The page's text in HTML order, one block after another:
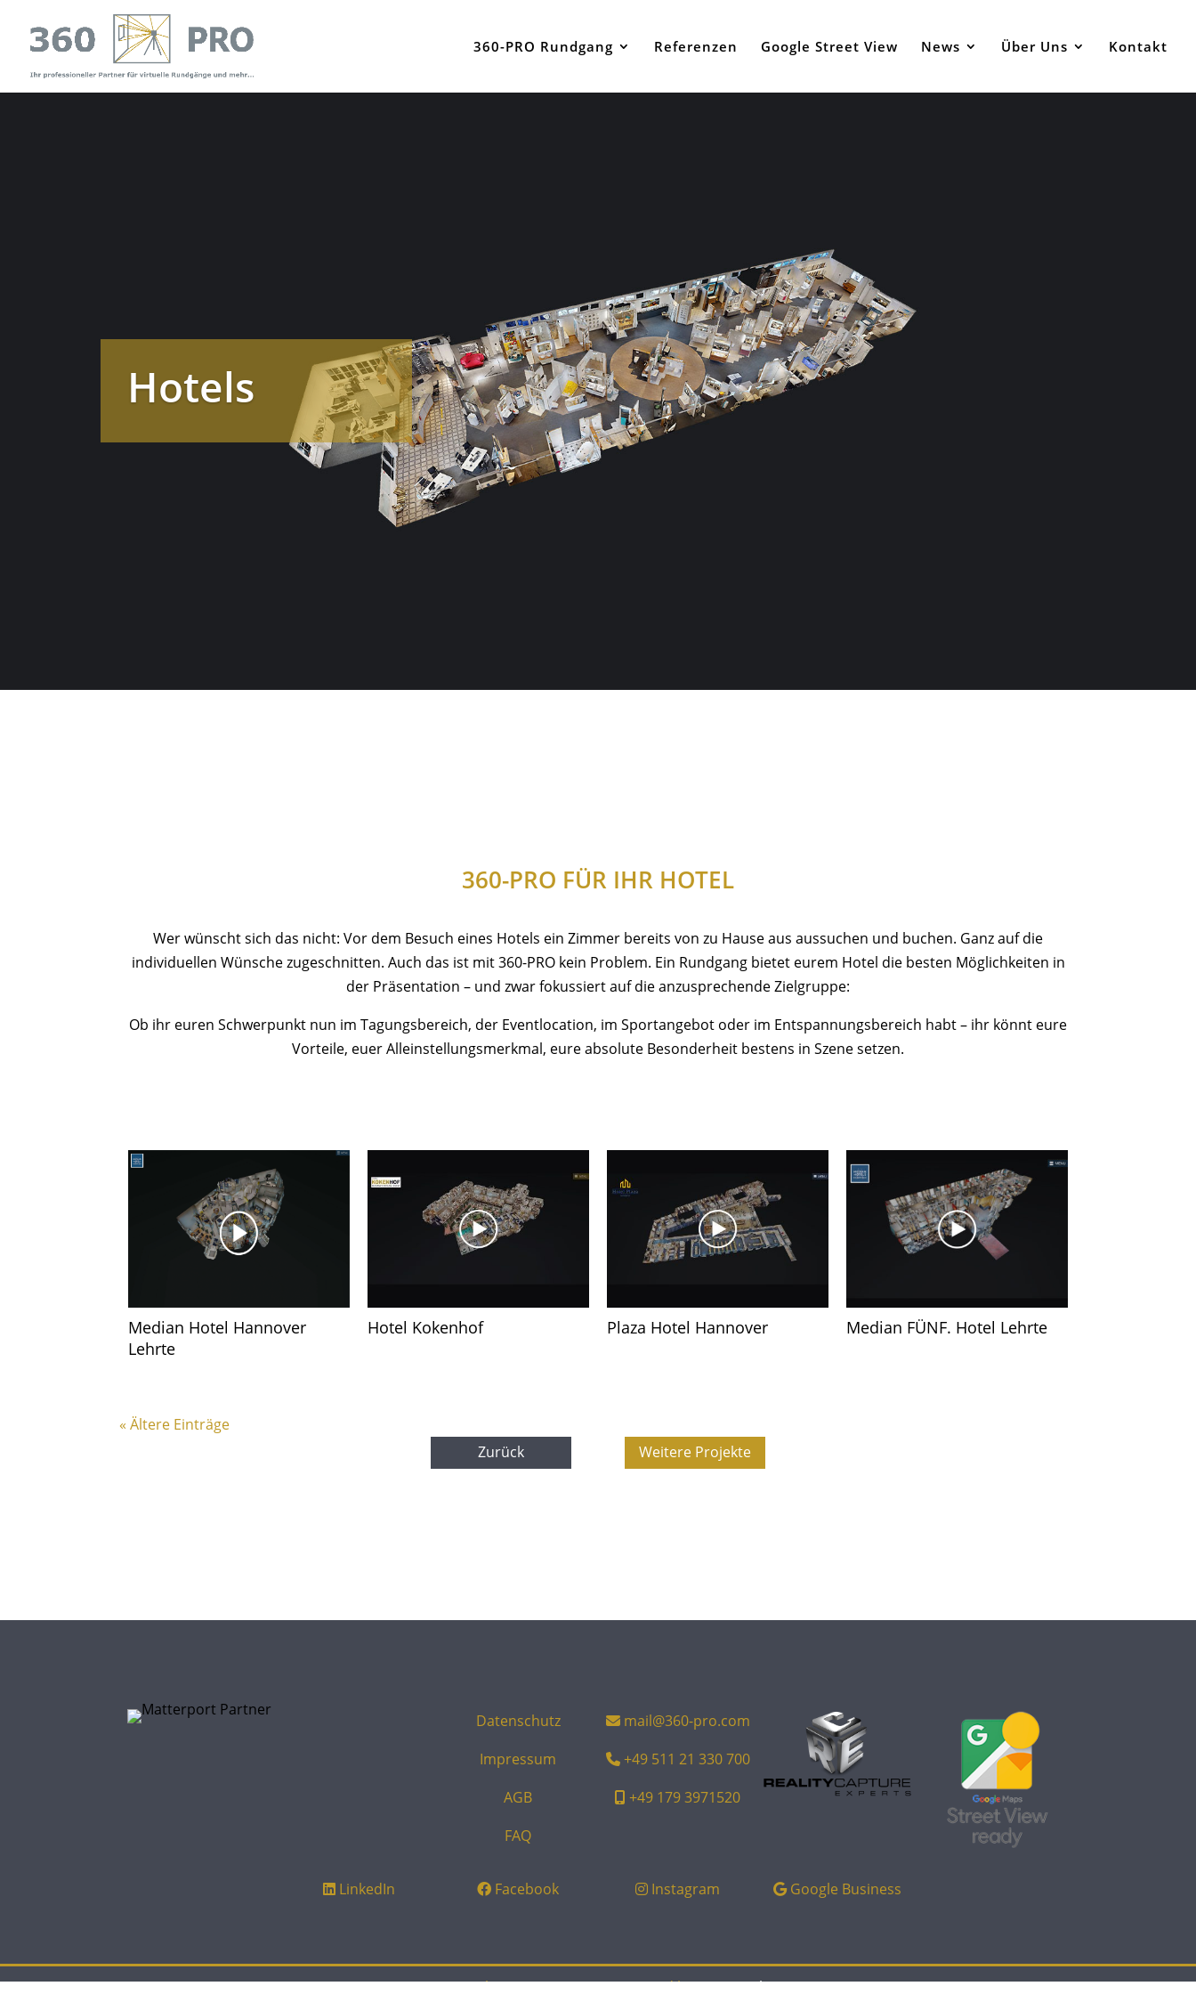
360-PRO Rundgang Referenzen Google Street View News Über Uns Kontakt
Hotels
360-PRO FÜR IHR HOTEL
Wer wünscht sich das nicht: Vor dem Besuch eines Hotels ein Zimmer bereits von zu Hause aus aussuchen und buchen. Ganz auf die
individuellen Wünsche zugeschnitten. Auch das ist mit 360-PRO kein Problem. Ein Rundgang bietet eurem Hotel die besten Möglichkeiten in
der Präsentation – und zwar fokussiert auf die anzusprechende Zielgruppe:
Ob ihr euren Schwerpunkt nun im Tagungsbereich, der Eventlocation, im Sportangebot oder im Entspannungsbereich habt – ihr könnt eure
Vorteile, euer Alleinstellungsmerkmal, eure absolute Besonderheit bestens in Szene setzen.
Median Hotel Hannover
Lehrte
Hotel Kokenhof Plaza Hotel Hannover Median FÜNF. Hotel Lehrte
« Ältere Einträge
Zurück
Weitere Projekte
Datenschutz
Impressum
AGB
FAQ
mail@360-pro.com
+49 511 21 330 700
+49 179 3971520
LinkedIn Facebook Instagram Google Business
Copyright © 360-PRO 2026 powered byNR.Digital